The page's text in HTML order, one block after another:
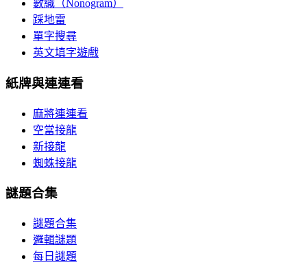
數織（Nonogram）
踩地雷
單字搜尋
英文填字遊戲
紙牌與連連看
麻將連連看
空當接龍
新接龍
蜘蛛接龍
謎題合集
謎題合集
邏輯謎題
每日謎題